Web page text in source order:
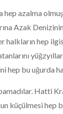
azalma
Azak
hep
hep bu uğurda
Hatti
küçülmesi hep